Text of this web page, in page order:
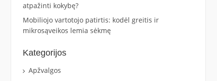
atpažinti kokybę?
Mobiliojo vartotojo patirtis: kodėl greitis ir
mikrosąveikos lemia sėkmę
Kategorijos
Apžvalgos